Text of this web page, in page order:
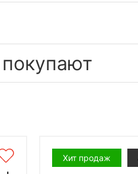
Хит продаж